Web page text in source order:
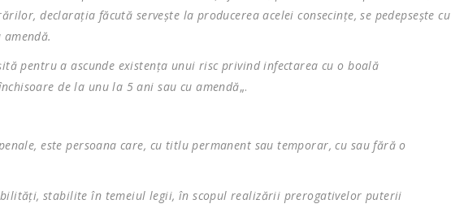
declaraţia făcută serveşte la producerea acelei consecinţe, se pedepseşte cu
pentru a ascunde existenţa unui risc privind infectarea cu o boală
de la unu la 5 ani sau cu amendă„.
este persoana care, cu titlu permanent sau temporar, cu sau fără o
stabilite în temeiul legii, în scopul realizării prerogativelor puterii